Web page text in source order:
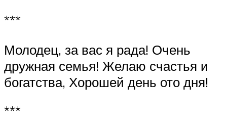
***
Молодец, за вас я рада! Очень
дружная семья! Желаю счастья и
богатства, Хорошей день ото дня!
***